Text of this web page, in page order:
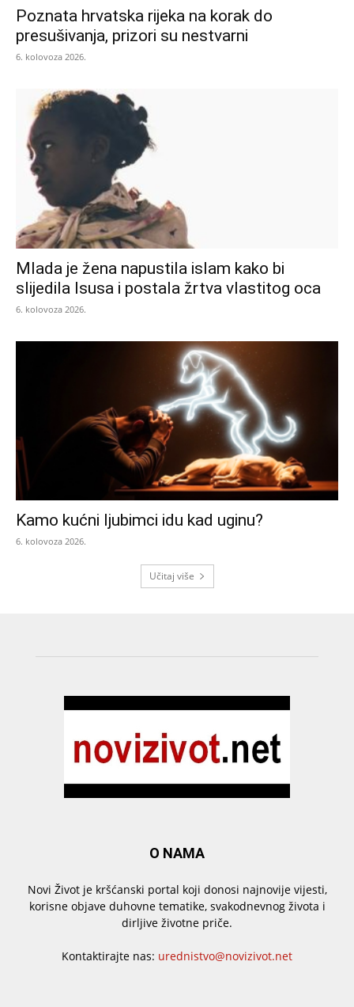
Poznata hrvatska rijeka na korak do
presušivanja, prizori su nestvarni
6. kolovoza 2026.
Mlada je žena napustila islam kako bi
slijedila Isusa i postala žrtva vlastitog oca
6. kolovoza 2026.
Kamo kućni ljubimci idu kad uginu?
6. kolovoza 2026.
Učitaj više
O NAMA
Novi Život je kršćanski portal koji donosi najnovije vijesti,
korisne objave duhovne tematike, svakodnevnog života i
dirljive životne priče.
Kontaktirajte nas: urednistvo@novizivot.net